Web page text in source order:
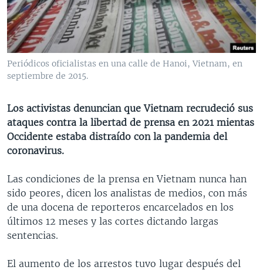
VENEZUELA
BRASIL
NICARAGUA
ECONOMÍA
ENTRETENIMIENTO Y CULTURA
TECNOLOGÍA
DEPORTES
MULTIMEDIA
VIDEOS
FOTOGRAFÍA
AUDIOS
PROGRAMAS TV
EL MUNDO AL DÍA
FORO INTERAMERICANO
PANORAMA
RADIO
AVANCE INFORMATIVO
BUENOS DÍAS AMÉRICA
ESTADOS UNIDOS AL DÍA
FORO [RADIO]
DEPORTIVO INTERNACIONAL
NOTA ECONÓMICA
DIRECT
Learning English
Idiomas
Periódicos oficialistas en una calle de Hanoi, Vietnam, en
septiembre de 2015.
Los activistas denuncian que Vietnam recrudeció sus
ataques contra la libertad de prensa en 2021 mientas
Occidente estaba distraído con la pandemia del
coronavirus.
Las condiciones de la prensa en Vietnam nunca han
sido peores, dicen los analistas de medios, con más
de una docena de reporteros encarcelados en los
últimos 12 meses y las cortes dictando largas
sentencias.
El aumento de los arrestos tuvo lugar después del